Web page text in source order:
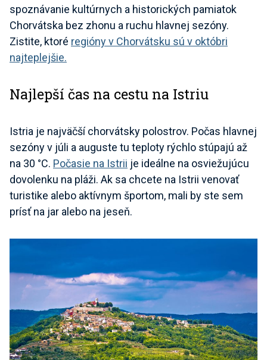
spoznávanie kultúrnych a historických pamiatok
Chorvátska bez zhonu a ruchu hlavnej sezóny.
Zistite, ktoré regióny v Chorvátsku sú v októbri
najteplejšie.
Najlepší čas na cestu na Istriu
Istria je najväčší chorvátsky polostrov. Počas hlavnej
sezóny v júli a auguste tu teploty rýchlo stúpajú až
na 30 °C. Počasie na Istrii je ideálne na osviežujúcu
dovolenku na pláži. Ak sa chcete na Istrii venovať
turistike alebo aktívnym športom, mali by ste sem
prísť na jar alebo na jeseň.